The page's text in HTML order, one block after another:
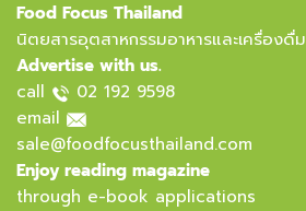
Food Focus Thailand
นิตยสารอุตสาหกรรมอาหารและเครื่องดื่ม
Advertise with us.
call
02 192 9598
email
sale@foodfocusthailand.com
Enjoy reading magazine
through e-book applications